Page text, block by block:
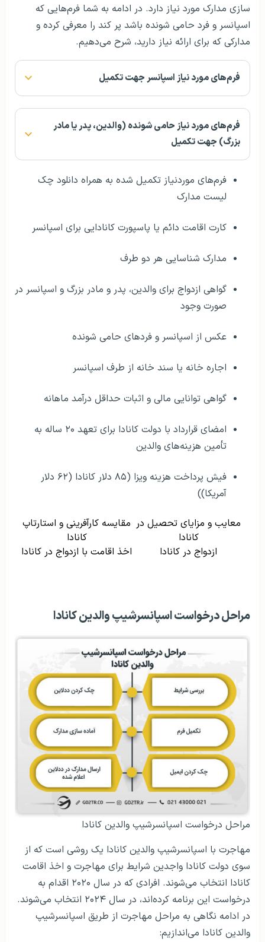
سازی مدارک مورد نیاز دارد. در ادامه به شما فرم‌هایی که
اسپانسر و فرد حامی شونده باشد پر کند را معرفی کرده و
مدارکی که برای ارائه نیاز دارید، شرح می‌دهیم.
فرم‌های مورد نیاز اسپانسر جهت تکمیل
فرم‌های مورد نیاز حامی شونده (والدین، پدر یا مادر
بزرگ) جهت تکمیل
فرم‌های موردنیاز تکمیل شده به همراه دانلود چک
لیست مدارک
کارت اقامت دائم یا پاسپورت کانادایی برای اسپانسر
مدارک شناسایی هر دو طرف
گواهی ازدواج برای والدین، پدر و مادر بزرگ و اسپانسر در
صورت وجود
عکس از اسپانسر و فردهای حامی شونده
اجاره خانه یا سند خانه از طرف اسپانسر
گواهی توانایی مالی و اثبات حداقل درآمد ماهانه
امضای قرارداد با دولت کانادا برای تعهد ۲۰ ساله به
تأمین هزینه‌های والدین
فیش پرداخت هزینه ویزا (۸۵ دلار کانادا (۶۲ دلار
آمریکا))
معایب و مزایای تحصیل در
کانادا
مقایسه کارآفرینی و استارتاپ
کانادا
ازدواج در کانادا
اخذ اقامت با ازدواج در کانادا
مراحل درخواست اسپانسرشیپ والدین کانادا
مراحل درخواست اسپانسرشیپ والدین کانادا
مهاجرت با اسپانسرشیپ والدین کانادا یک روشی است که از
سوی دولت کانادا واجدین شرایط برای مهاجرت و اخذ اقامت
کانادا انتخاب می‌شوند. افرادی که در سال ۲۰۲۰ اقدام به
درخواست این برنامه کرده‌اند، در سال ۲۰۲۴ انتخاب می‌شوند.
در ادامه نگاهی به مراحل مهاجرت از طریق اسپانسرشیپ
والدین کانادا می‌اندازیم: